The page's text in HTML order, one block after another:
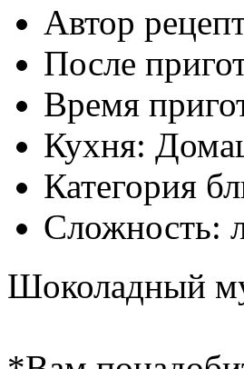
Автор
После
Время
Кухня:
Категория
Сложность:
Шоколадный